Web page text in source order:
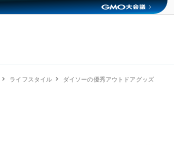
ライフスタイル ダイソーの優秀アウトドアグッズ